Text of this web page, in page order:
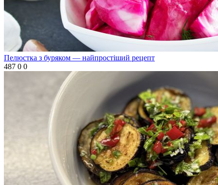
Пелюстка з буряком — найпростіший рецепт
487 0 0